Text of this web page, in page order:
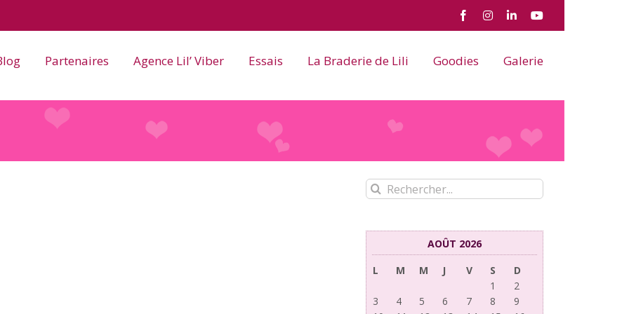
FacebookInstagram
LinkedInYouTube
Partenaires Agence Lil’ Viber Essais La Braderie de Lili Goodies Galerie
Rechercher:
AOÛT 2026
L
M M J V S
D
1
2
3
4 5 6 7 8
9